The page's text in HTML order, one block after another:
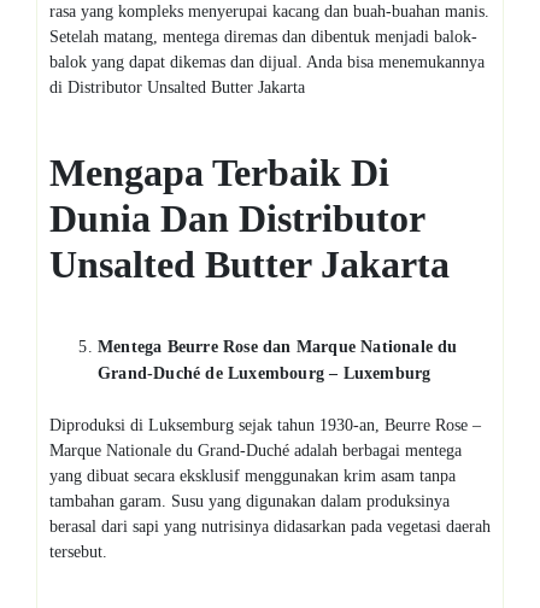
rasa yang kompleks menyerupai kacang dan buah-buahan manis.
Setelah matang, mentega diremas dan dibentuk menjadi balok-
balok yang dapat dikemas dan dijual. Anda bisa menemukannya
di Distributor Unsalted Butter Jakarta
Mengapa Terbaik Di
Dunia Dan Distributor
Unsalted Butter Jakarta
Mentega Beurre Rosedan Marque Nationale du
Grand-Duché de Luxembourg – Luxemburg
Diproduksi di Luksemburg sejak tahun 1930-an, Beurre Rose –
Marque Nationale du Grand-Duché adalah berbagai mentega
yang dibuat secara eksklusif menggunakan krim asam tanpa
tambahan garam. Susu yang digunakan dalam produksinya
berasal dari sapi yang nutrisinya didasarkan pada vegetasi daerah
tersebut.